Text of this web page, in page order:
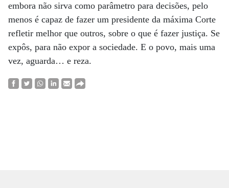
embora não sirva como parâmetro para decisões, pelo
menos é capaz de fazer um presidente da máxima Corte
refletir melhor que outros, sobre o que é fazer justiça. Se
expôs, para não expor a sociedade. E o povo, mais uma
vez, aguarda… e reza.